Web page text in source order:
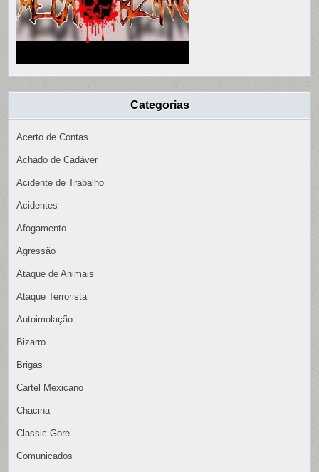
Categorias
Acerto de Contas
Achado de Cadáver
Acidente de Trabalho
Acidentes
Afogamento
Agressão
Ataque de Animais
Ataque Terrorista
Autoimolação
Bizarro
Brigas
Cartel Mexicano
Chacina
Classic Gore
Comunicados